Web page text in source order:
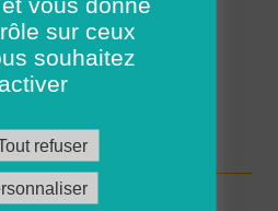
sur ceux
souhaitez
activer
refuser